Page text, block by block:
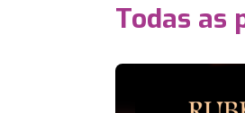
Todas as